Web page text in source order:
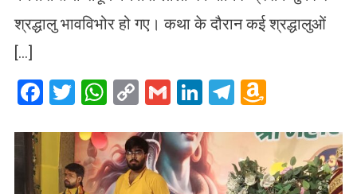
श्रद्धालु भावविभोर हो गए। कथा के दौरान कई श्रद्धालुओं
[…]
Facebook
Twitter
WhatsApp
CopyGmailLinkedIn
Telegram
List